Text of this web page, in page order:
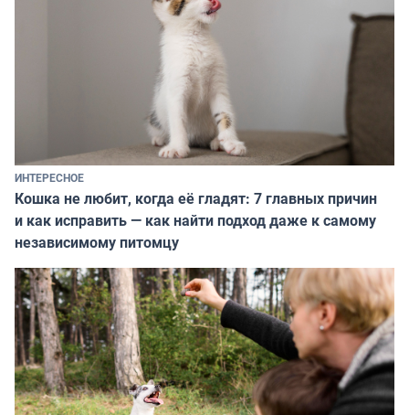
ИНТЕРЕСНОЕ
Кошка не любит, когда её гладят: 7 главных причин
и как исправить — как найти подход даже к самому
независимому питомцу